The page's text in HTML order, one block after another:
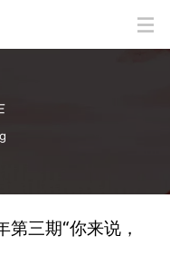
三期“你来说，